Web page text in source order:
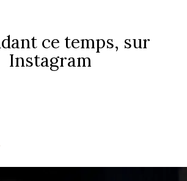
ce temps, sur
Instagram